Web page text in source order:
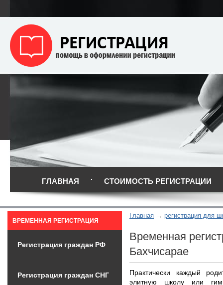
ГЛАВНАЯ СТОИМОСТЬ РЕГИСТРАЦИИ
Главная регистрация для
Временная
Бахчисарае
Практически каждый
элитную школу или
ВРЕМЕННАЯ РЕГИСТРАЦИЯ
Регистрация граждан РФ
Регистрация граждан СНГ